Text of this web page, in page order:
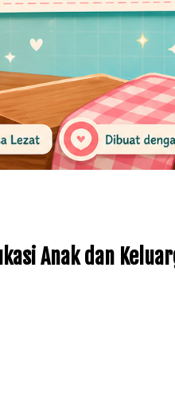
Anak dan